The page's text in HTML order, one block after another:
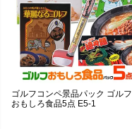
ゴルフコンペ景品パック ゴルフ
おもしろ食品5点 E5-1